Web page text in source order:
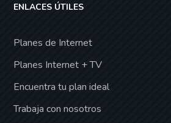
ENLACES ÚTILES
Planes de Internet
Planes Internet + TV
Encuentra tu plan ideal
Trabaja con nosotros